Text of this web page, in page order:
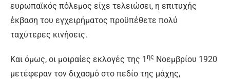
ευρωπαϊκός πόλεμος είχε τελειώσει, η επιτυχής
έκβαση του εγχειρήματος προϋπέθετε πολύ
ταχύτερες κινήσεις.
Και όμως, οι μοιραίες εκλογές της 1 ης Νοεμβρίου 1920
μετέφεραν τον διχασμό στο πεδίο της μάχης,